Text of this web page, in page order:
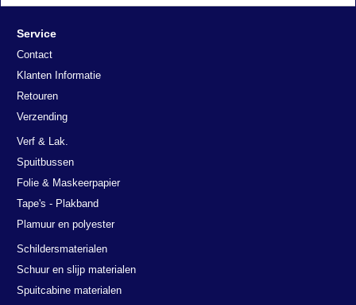
Service
Contact
Klanten Informatie
Retouren
Verzending
Verf & Lak.
Spuitbussen
Folie & Maskeerpapier
Tape's - Plakband
Plamuur en polyester
Schildersmaterialen
Schuur en slijp materialen
Spuitcabine materialen